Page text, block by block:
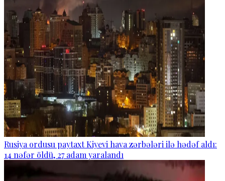
Rusiya ordusu paytaxt Kiyevi hava zərbələri ilə hədəf aldı:
14 nəfər öldü, 27 adam yaralandı